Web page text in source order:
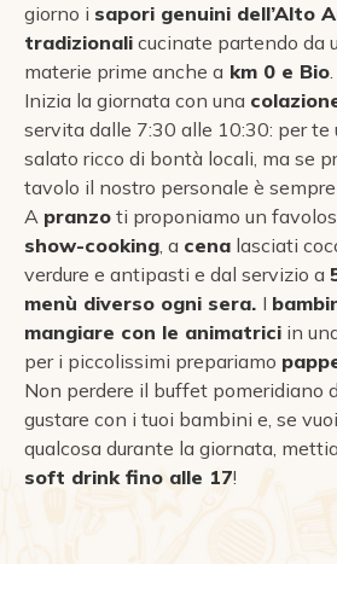
giorno i sapori genuini dell’Alto
tradizionali cucinate partendo da
materie prime anche a km 0 e Bio.
Inizia la giornata con una
servita dalle 7:30 alle 10:30: per te
salato ricco di bontà locali, ma se
tavolo il nostro personale è
A pranzo ti proponiamo un
show-cooking, a cena lasciati
verdure e antipasti e dal servizio a
menù diverso ogni sera. I
mangiare con le animatrici in
per i piccolissimi prepariamo
Non perdere il buffet pomeridiano
gustare con i tuoi bambini e, se
qualcosa durante la giornata,
soft drink fino alle 17!